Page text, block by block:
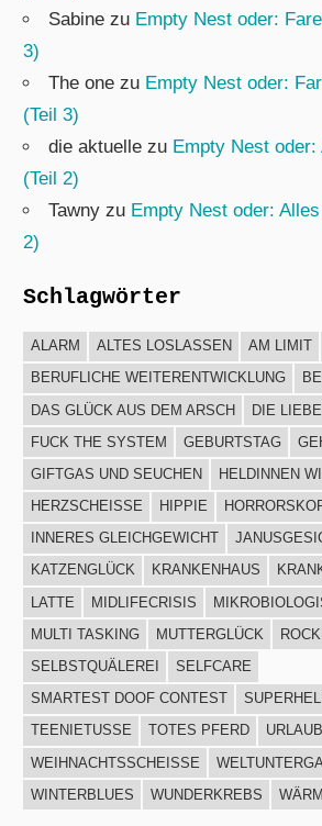
Sabine zu Empty Nest oder:
3)
The one zu Empty Nest oder:
(Teil 3)
die aktuelle zu Empty Nest oder:
(Teil 2)
Tawny zu Empty Nest oder:
2)
Schlagwörter
ALARM ALTES LOSLASSEN AM LIMIT
BERUFLICHE WEITERENTWICKLUNG
DAS GLÜCK AUS DEM ARSCH
DIE
FUCK THE SYSTEM
GEBURTSTAG
GIFTGAS UND SEUCHEN
HELDINNEN
HERZSCHEISSE
HIPPIE
INNERES GLEICHGEWICHT
KATZENGLÜCK
KRANKENHAUS
LATTE
MIDLIFECRISIS
MULTI TASKING
MUTTERGLÜCK
SELBSTQUÄLEREI
SELFCARE
SMARTEST DOOF CONTEST
TEENIETUSSE
TOTES PFERD
URLAUB
WEIHNACHTSSCHEISSE
WINTERBLUES
WUNDERKREBS